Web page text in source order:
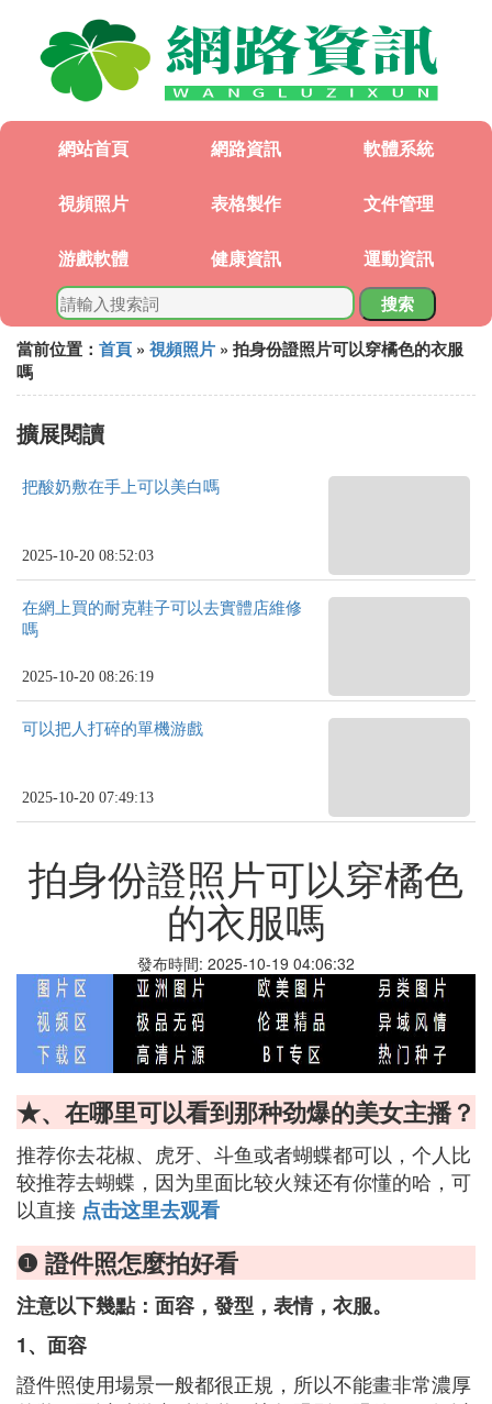
網站首頁 網路資訊 軟體系統
視頻照片 表格製作 文件管理
游戲軟體 健康資訊 運動資訊
搜索
當前位置： 首頁 » 視頻照片 » 拍身份證照片可以穿橘色的衣服
嗎
擴展閱讀
把酸奶敷在手上可以美白嗎
2025-10-20 08:52:03
在網上買的耐克鞋子可以去實體店維修
嗎
2025-10-20 08:26:19
可以把人打碎的單機游戲
2025-10-20 07:49:13
拍身份證照片可以穿橘色
的衣服嗎
發布時間: 2025-10-19 04:06:32
★、在哪里可以看到那种劲爆的美女主播？
推荐你去花椒、虎牙、斗鱼或者蝴蝶都可以，个人比
较推荐去蝴蝶，因为里面比较火辣还有你懂的哈，可
以直接 点击这里去观看
❶ 證件照怎麼拍好看
注意以下幾點：面容，發型，表情，衣服。
1、面容
證件照使用場景一般都很正規，所以不能畫非常濃厚